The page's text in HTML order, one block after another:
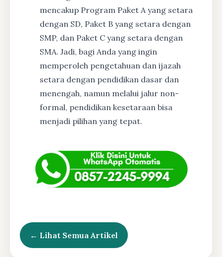
mencakup Program Paket A yang setara
dengan SD, Paket B yang setara dengan
SMP, dan Paket C yang setara dengan
SMA. Jadi, bagi Anda yang ingin
memperoleh pengetahuan dan ijazah
setara dengan pendidikan dasar dan
menengah, namun melalui jalur non-
formal, pendidikan kesetaraan bisa
menjadi pilihan yang tepat.
← Lihat Semua Artikel